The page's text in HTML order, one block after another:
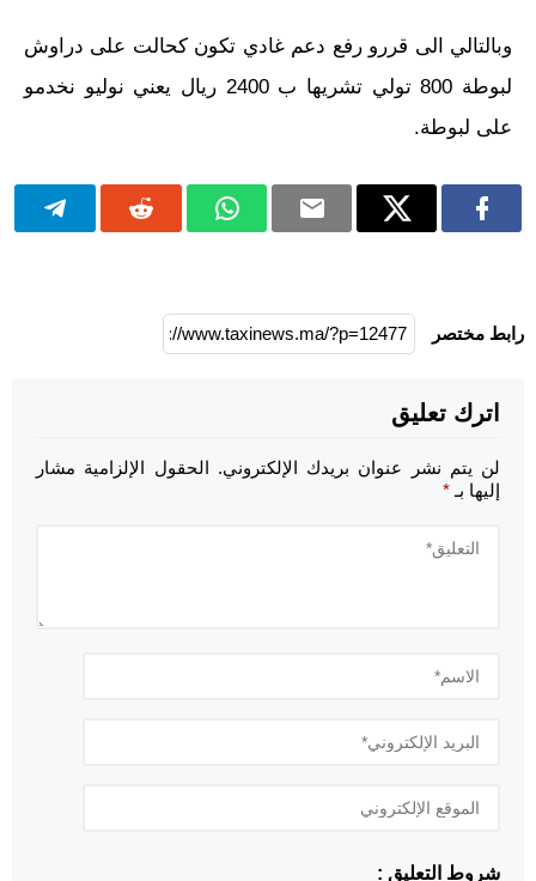
وبالتالي الى قررو رفع دعم غادي تكون كحالت على دراوش
لبوطة 800 تولي تشريها ب 2400 ريال يعني نوليو نخدمو
على لبوطة.
رابط مختصر
اترك تعليق
لن يتم نشر عنوان بريدك الإلكتروني. الحقول الإلزامية مشار
إليها بـ *
شروط التعليق :